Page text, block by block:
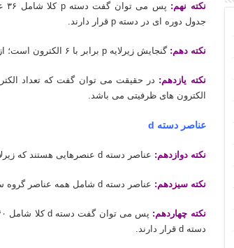
نکته نهم:
جدول دوره ای در دسته p قرار دارند.
نکته دهم: گنجایش زیرلایه p برابر با ۶ الکترون است؛ از این رو عناصر این دسته، بین ۳ تا ۸ الکترون ظرفیتی دارند.
نکته یازدهم:
الکترون های ظرفیتی می باشد.
عناصر دسته d
نکته دوازدهم: عناصر دسته d عنصرهایی هستند که زیرلایه d آن ها در حال پر شدن است.
نکته سیزدهم: عناصر دسته d شامل همه عناصر گروه سوم تا دوازدهم به جز عناصر دسته f (40 عنصر) می شود.
نکته چهاردهم:
دسته d قرار دارند.